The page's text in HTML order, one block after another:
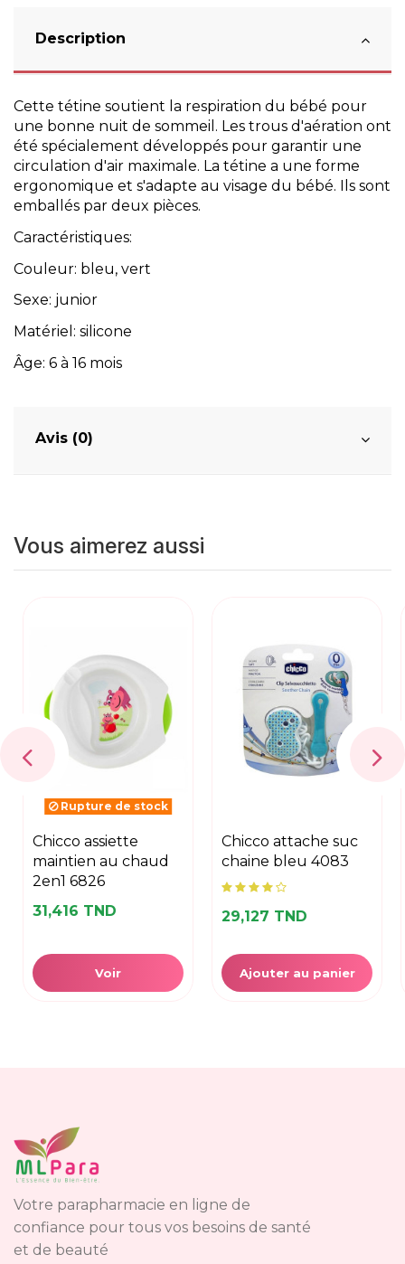
Description
Cette tétine soutient la respiration du bébé pour
une bonne nuit de sommeil. Les trous d'aération ont
été spécialement développés pour garantir une
circulation d'air maximale. La tétine a une forme
ergonomique et s'adapte au visage du bébé. Ils sont
emballés par deux pièces.
Caractéristiques:
Couleur: bleu, vert
Sexe: junior
Matériel: silicone
Âge: 6 à 16 mois
Avis (0)
Vous aimerez aussi
Rupture de stock
chicco assiette
maintien au chaud
2en1 6826
31,416 TND
Voir
chicco attache suc
chaine bleu 4083
29,127 TND
Ajouter au panier
Votre parapharmacie en ligne de
confiance pour tous vos besoins de santé
et de beauté